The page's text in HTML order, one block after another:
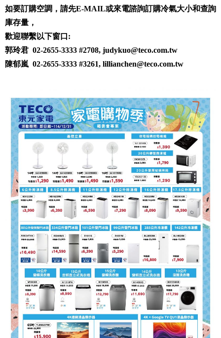
如要訂購空調，請先E-MAIL或來電諮詢訂購冷氣大小和查詢
庫存量，
歡迎聯繫以下窗口:
郭玲君 02-2655-3333 #2708, judykuo@teco.com.tw
陳郁嵐 02-2655-3333 #3261, lillianchen@teco.com.tw